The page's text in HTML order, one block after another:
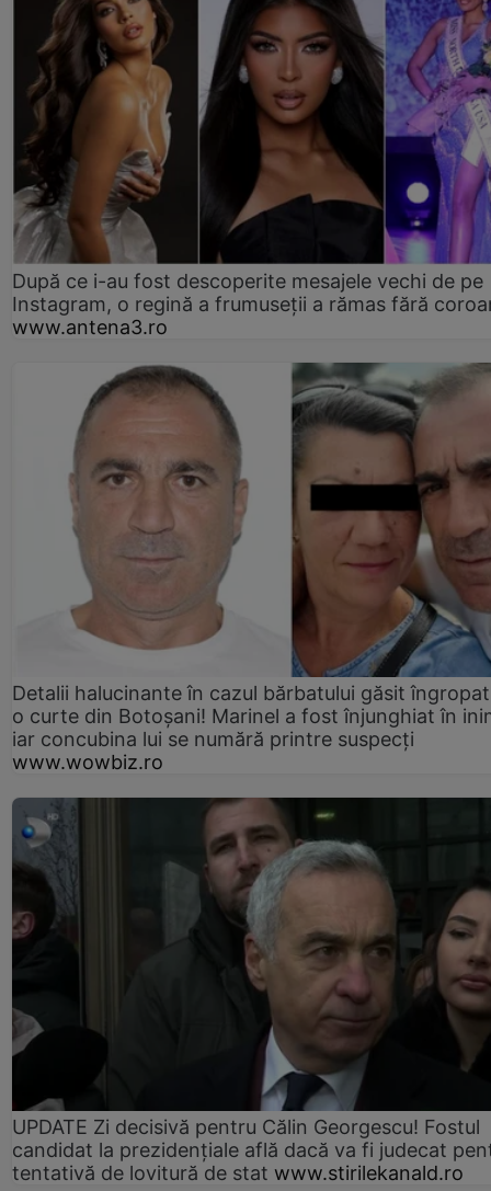
După ce i-au fost descoperite mesajele vechi de pe
Instagram, o regină a frumuseții a rămas fără
www.antena3.ro
Detalii halucinante în cazul bărbatului găsit
o curte din Botoșani! Marinel a fost înjunghiat în
iar concubina lui se numără printre suspecți
www.wowbiz.ro
UPDATE Zi decisivă pentru Călin Georgescu! Fostul
candidat la prezidențiale află dacă va fi judecat
tentativă de lovitură de stat www.stirilekanald.ro